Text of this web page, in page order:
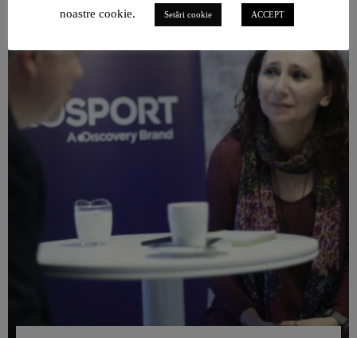
noastre cookie.
Setări cookie ACCEPT